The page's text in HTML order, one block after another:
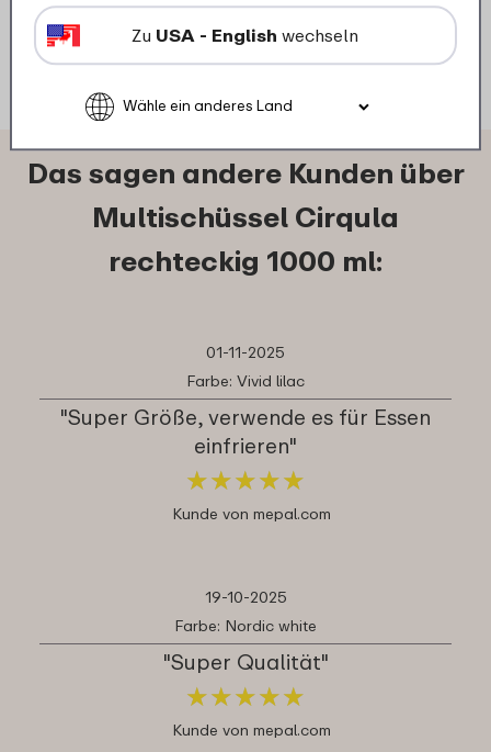
Details Bestellen
Das sagen andere Kunden über
Multischüssel Cirqula
rechteckig 1000 ml:
01-11-2025
Farbe: Vivid lilac
"Super Größe, verwende es für Essen
einfrieren"
★★★★★
★★★★★
Kunde von mepal.com
19-10-2025
Farbe: Nordic white
"Super Qualität"
★★★★★
★★★★★
Kunde von mepal.com
Zu USA - English wechseln